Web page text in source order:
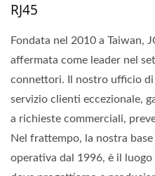
RJ45
Fondata nel 2010 a Taiwan,
affermata come leader nel
connettori. Il nostro ufficio di
servizio clienti eccezionale,
a richieste commerciali,
Nel frattempo, la nostra
operativa dal 1996, è il